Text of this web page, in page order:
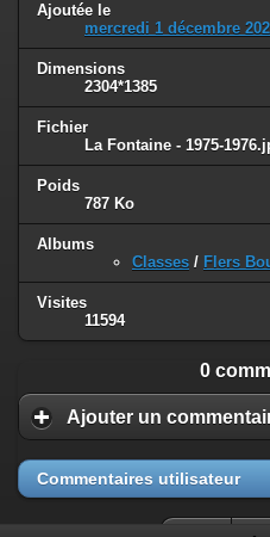
Ajoutée le
mercredi 1 décembre
Dimensions
2304*1385
Fichier
La Fontaine - 1975-
Poids
787 Ko
Albums
Classes / Flers
Visites
11594
0
Ajouter un
Commentaires utilisateur